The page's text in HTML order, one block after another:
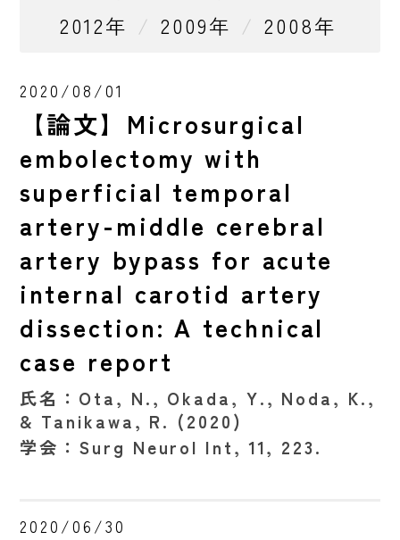
2012年
2009年 2008年
2020/08/01
【論文】Microsurgical
embolectomy with
superficial temporal
artery-middle cerebral
artery bypass for acute
internal carotid artery
dissection: A technical
case report
氏名： Ota, N., Okada, Y., Noda, K.,
& Tanikawa, R. (2020)
学会： Surg Neurol Int, 11, 223.
2020/06/30